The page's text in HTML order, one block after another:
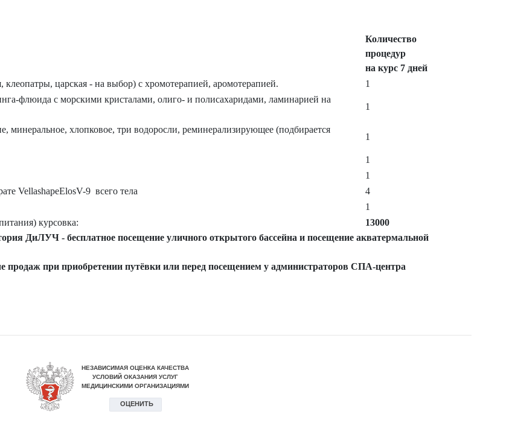
Количество
процедур
на курс 7 дней
царская - на выбор) с хромотерапией, аромотерапией.
1
флюида с морскими кристалами, олиго- и полисахаридами, ламинарией на
1
минеральное, хлопковое, три водоросли, реминерализирующее (подбирается
1
1
1
VellashapeElosV-9 всего тела
4
1
курсовка:
13000
ДиЛУЧ - бесплатное посещение уличного открытого бассейна и посещение акватермальной
продаж при приобретении путёвки или перед посещением у администраторов СПА-центра